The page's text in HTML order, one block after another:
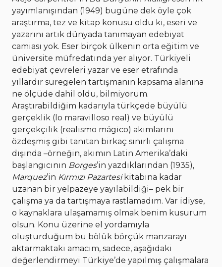
yayımlanışından (1949) bugüne dek öyle çok
araştırma, tez ve kitap konusu oldu ki, eseri ve
yazarını artık dünyada tanımayan edebiyat
camiası yok. Eser birçok ülkenin orta eğitim ve
üniversite müfredatında yer alıyor. Türkiyeli
edebiyat çevreleri yazar ve eser etrafında
yıllardır süregelen tartışmanın kapsama alanına
ne ölçüde dahil oldu, bilmiyorum.
Araştırabildiğim kadarıyla türkçede büyülü
gerçeklik (lo maravilloso real) ve büyülü
gerçekçilik (realismo mágico) akımlarını
özdeşmiş gibi tanıtan birkaç sınırlı çalışma
dışında –örneğin, akımın Latin Amerika’daki
başlangıcının Borges’in yazdıklarından (1935),
Marquez’in Kırmızı Pazartesikitabına kadar
uzanan bir yelpazeye yayılabildiği– pek bir
çalışma ya da tartışmaya rastlamadım. Var idiyse,
o kaynaklara ulaşamamış olmak benim kusurum
olsun. Konu üzerine el yordamıyla
oluşturduğum bu bölük börçük manzarayı
aktarmaktaki amacım, sadece, aşağıdaki
değerlendirmeyi Türkiye’de yapılmış çalışmalara